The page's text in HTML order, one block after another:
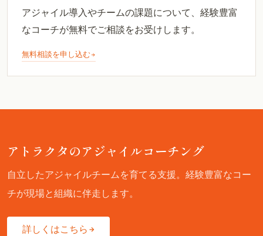
アジャイル導入やチームの課題について、経験豊富
なコーチが無料でご相談をお受けします。
無料相談を申し込む
アトラクタのアジャイルコーチング
自立したアジャイルチームを育てる支援。経験豊富なコー
チが現場と組織に伴走します。
詳しくはこちら